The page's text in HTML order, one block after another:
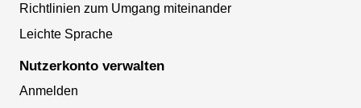
Richtlinien zum Umgang miteinander
Leichte Sprache
Nutzerkonto verwalten
Anmelden